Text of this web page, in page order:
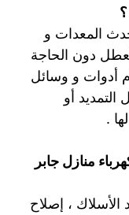
المعدات و
دون الحاجة
أدوات و وسائل
أو
.
منازل جابر
الأسلاك ، إصلاح